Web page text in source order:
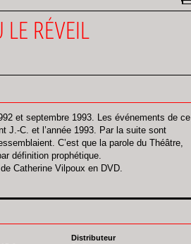
LE RÉVEIL
et septembre 1993. Les événements de ce
J.-C. et l’année 1993. Par la suite sont
C’est que la parole du Théâtre,
définition prophétique.
Catherine Vilpoux en DVD.
Distributeur